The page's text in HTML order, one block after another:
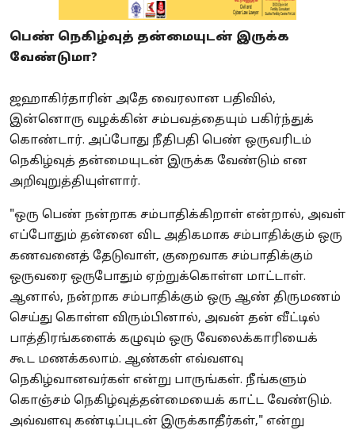
பெண் நெகிழ்வுத் தன்மையுடன் இருக்க
வேண்டுமா?
ஜஹாகிர்தாரின் அதே வைரலான பதிவில்,
இன்னொரு வழக்கின் சம்பவத்தையும் பகிர்ந்துக்
கொண்டார். அப்போது நீதிபதி பெண் ஒருவரிடம்
நெகிழ்வுத் தன்மையுடன் இருக்க வேண்டும் என
அறிவுறுத்தியுள்ளார்.
"ஒரு பெண் நன்றாக சம்பாதிக்கிறாள் என்றால், அவள்
எப்போதும் தன்னை விட அதிகமாக சம்பாதிக்கும் ஒரு
கணவனைத் தேடுவாள், குறைவாக சம்பாதிக்கும்
ஒருவரை ஒருபோதும் ஏற்றுக்கொள்ள மாட்டாள்.
ஆனால், நன்றாக சம்பாதிக்கும் ஒரு ஆண் திருமணம்
செய்து கொள்ள விரும்பினால், அவன் தன் வீட்டில்
பாத்திரங்களைக் கழுவும் ஒரு வேலைக்காரியைக்
கூட மணக்கலாம். ஆண்கள் எவ்வளவு
நெகிழ்வானவர்கள் என்று பாருங்கள். நீங்களும்
கொஞ்சம் நெகிழ்வுத்தன்மையைக் காட்ட வேண்டும்.
அவ்வளவு கண்டிப்புடன் இருக்காதீர்கள்," என்று